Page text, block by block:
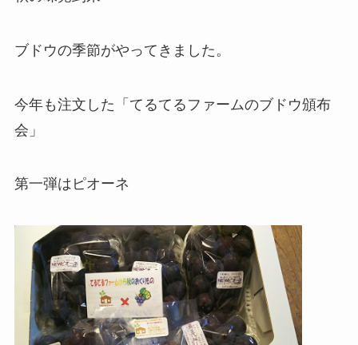
ブドウの季節がやってきました。
今年も注文した「てるてるファームのブドウ頒布
会」
第一弾はピオーネ